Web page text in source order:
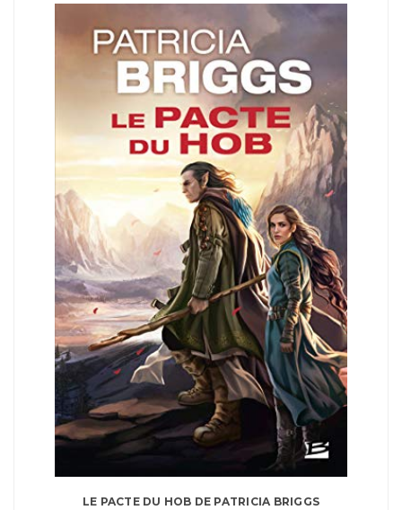
LE PACTE DU HOB DE PATRICIA BRIGGS